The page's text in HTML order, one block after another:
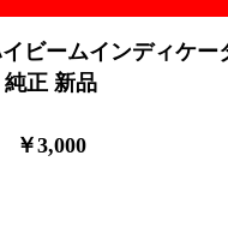
ビームインディケー
純正 新品
￥3,000